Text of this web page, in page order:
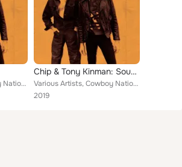
Various Artists, Cowboy Nation, Rank And File, The Dils, Blackbird
Chip & Tony Kinman: Sounds Like Music
Various Artists, Cowboy Nation, Rank And File, The Dils, Blackbird
2019